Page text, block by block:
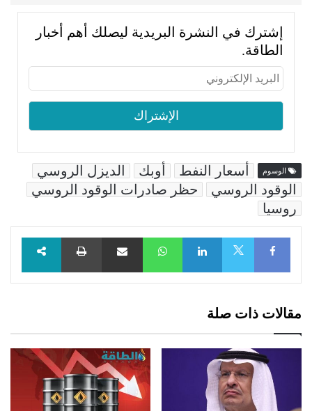
إشترك في النشرة البريدية ليصلك أهم أخبار
الطاقة.
الوسوم أسعار النفط أوبك
الديزل الروسي
الوقود الروسي
حظر صادرات الوقود الروسي
روسيا
Facebook
LinkedIn
WhatsAppمشاركة عبر البريد طباعة
مقالات ذات صلة